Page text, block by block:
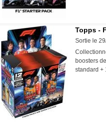
Topps -
Sortie le
boosters
standard +